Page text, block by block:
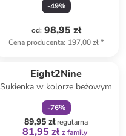
-49%
od: 98,95 zł
Cena producenta: 197,00 zł*
Eight2Nine
Sukienka w kolorze beżowym
-76%
89,95 złregularna
81,95 zł z family